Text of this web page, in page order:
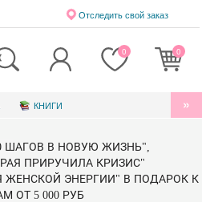
Отследить свой заказ
0 0
КНИГИ
КНИГИ
ШАГОВ В НОВУЮ ЖИЗНЬ",
ПРИРУЧИЛА КРИЗИС"
ЖЕНСКОЙ ЭНЕРГИИ" В ПОДАРОК К
ОТ 5 000 РУБ